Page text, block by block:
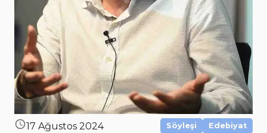
17 Ağustos 2024 Söyleşi Edebiyat